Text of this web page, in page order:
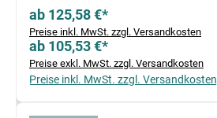
ab 125,58 €*
Preise inkl. MwSt. zzgl. Versandkosten
ab 105,53 €*
Preise exkl. MwSt. zzgl. Versandkosten
Preise inkl. MwSt. zzgl. Versandkosten